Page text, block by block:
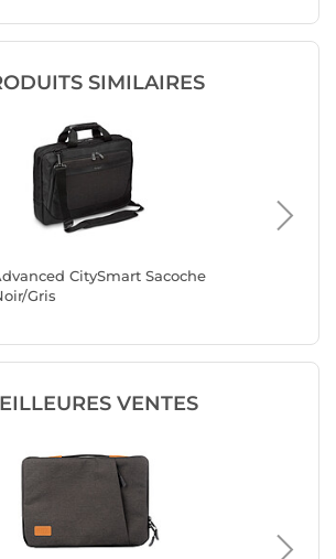
SIMILAIRES
CitySmart Sacoche
Gris
VENTES